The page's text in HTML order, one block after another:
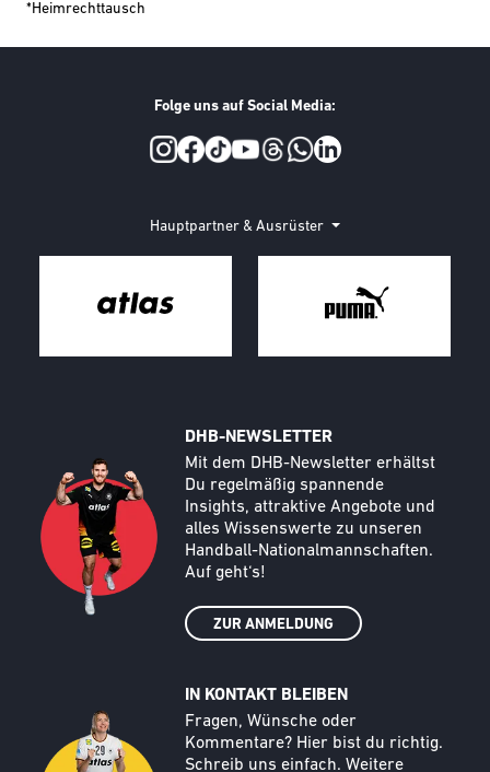
*Heimrechttausch
Folge uns auf Social Media:
Hauptpartner & Ausrüster
DHB-NEWSLETTER
Text
Mit dem DHB-Newsletter erhältst
Du regelmäßig spannende
Insights, attraktive Angebote und
alles Wissenswerte zu unseren
Handball-Nationalmannschaften.
Auf geht‘s!
ZUR ANMELDUNG
Call to action image
IN KONTAKT BLEIBEN
Text
Fragen, Wünsche oder
Kommentare? Hier bist du richtig.
Schreib uns einfach. Weitere